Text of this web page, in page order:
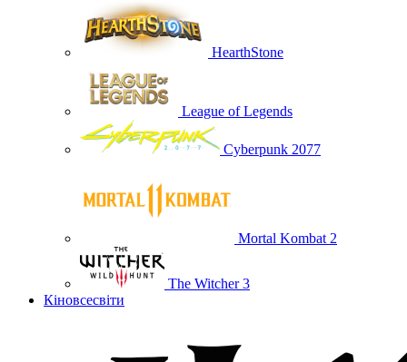
HearthStone
League of Legends
Cyberpunk 2077
Mortal Kombat 2
The Witcher 3
Кіновсесвіти